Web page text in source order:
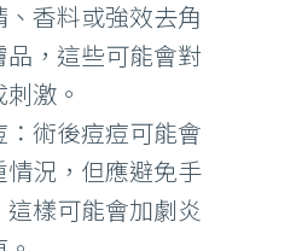
香料或強效去角
，這些可能會對
激。
術後痘痘可能會
況，但應避免手
樣可能會加劇炎